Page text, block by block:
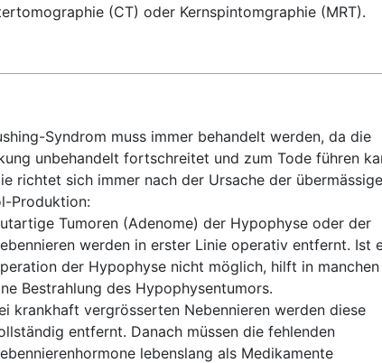
(CT) oder Kernspintomgraphie (MRT).
Syndrom muss immer behandelt werden, da die
unbehandelt fortschreitet und zum Tode führen
richtet sich immer nach der Ursache der
Produktion:
Tumoren (Adenome) der Hypophyse oder der
werden in erster Linie operativ entfernt. Ist
der Hypophyse nicht möglich, hilft in manchen
Bestrahlung des Hypophysentumors.
krankhaft vergrösserten Nebennieren werden diese
entfernt. Danach müssen die fehlenden
lebenslang als Medikamente